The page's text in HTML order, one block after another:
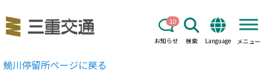
お知らせ
10
検索 Language メニュー
鮠川停留所ページに戻る